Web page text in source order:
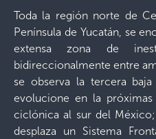
Toda la región norte de
Península de Yucatán, se
extensa zona de
bidireccionalmente entre
se observa la tercera
evolucione en la
ciclónica al sur del
desplaza un Sistema